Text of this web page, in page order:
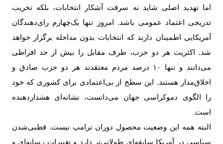
اما تهدید اصلی شاید نه سرقت آشکار انتخابات، بلکه تخریب
تدریجی اعتماد عمومی باشد. امروز تنها یک‌چهارم رای‌دهندگان
آمریکایی اطمینان دارند که انتخابات بدون مداخله برگزار خواهد
شد. اکثریت هر دو حزب، طرف مقابل را بیش از حد افراطی
می‌دانند و تنها
۱۰
درصد مردم معتقدند هر دو حزب صادق و
اخلاق‌مدار هستند. این سطح از بی‌اعتمادی برای کشوری که خود
را الگوی دموکراسی جهان می‌دانست، نشانه‌ای هشداردهنده
است.
البته همه این وضعیت محصول دوران ترامپ نیست. قطبی‌شدن
سیاسی در آمریکا سابقه‌ای طولانی‌تر دارد و تغییرات رسانه‌ای و